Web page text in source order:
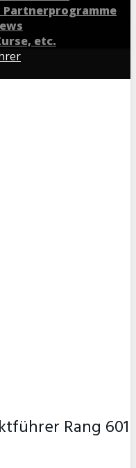
Partnerprogramme
etc.
Rang 601